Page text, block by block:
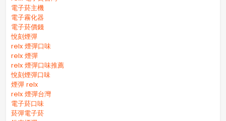
電子菸主機
電子霧化器
電子菸價錢
悅刻煙彈
relx 煙彈口味
relx 煙彈
relx 煙彈口味推薦
悅刻煙彈口味
煙彈 relx
relx 煙彈台灣
電子菸口味
菸彈電子菸